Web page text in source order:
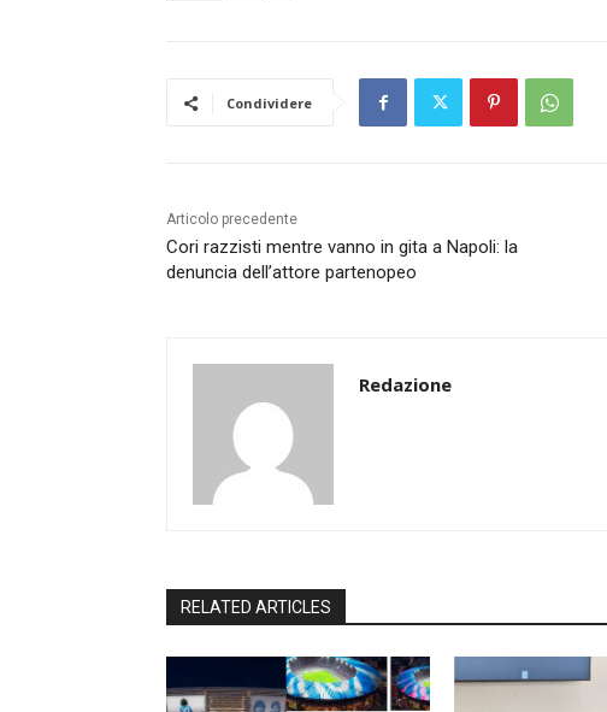
Condividere
Articolo precedente
Cori razzisti mentre vanno in gita a Napoli: la
denuncia dell’attore partenopeo
Redazione
RELATED ARTICLES